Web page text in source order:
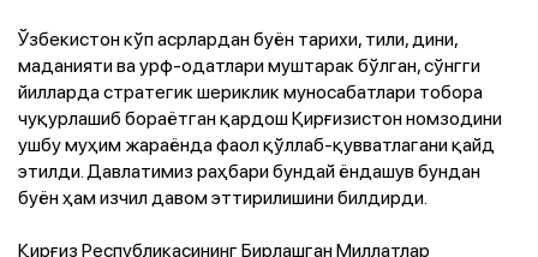
Ўзбекистон кўп асрлардан буён тарихи, тили, дини,
маданияти ва урф-одатлари муштарак бўлган, сўнгги
йилларда стратегик шериклик муносабатлари тобора
чуқурлашиб бораётган қардош Қирғизистон номзодини
ушбу муҳим жараёнда фаол қўллаб-қувватлагани қайд
этилди. Давлатимиз раҳбари бундай ёндашув бундан
буён ҳам изчил давом эттирилишини билдирди.
Қирғиз Республикасининг Бирлашган Миллатлар